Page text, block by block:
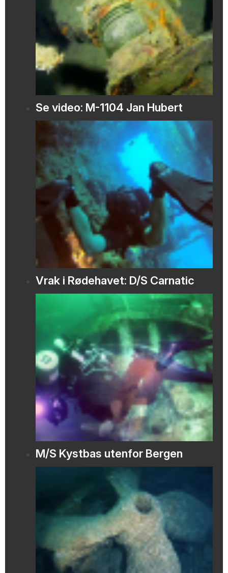
Se video: M-1104 Jan Hubert
Vrak i Rødehavet: D/S Carnatic
M/S Kystbas utenfor Bergen